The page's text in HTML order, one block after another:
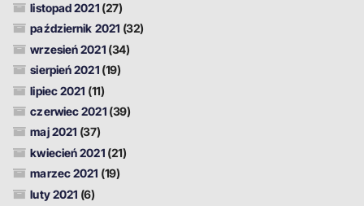
listopad 2021 (27)
październik 2021 (32)
wrzesień 2021 (34)
sierpień 2021 (19)
lipiec 2021 (11)
czerwiec 2021 (39)
maj 2021 (37)
kwiecień 2021 (21)
marzec 2021 (19)
luty 2021 (6)